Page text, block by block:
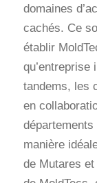
domaines
cachés. Ce
établir
qu’entreprise
tandems, les
en
manière
de Mutares et